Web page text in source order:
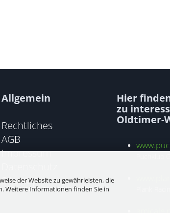
der Website zu gewährleisten, die
Weitere Informationen finden Sie in
Allgemein
Rechtliches
AGB
Impressum
Sitemap
Hier
zu
Oldtimer-